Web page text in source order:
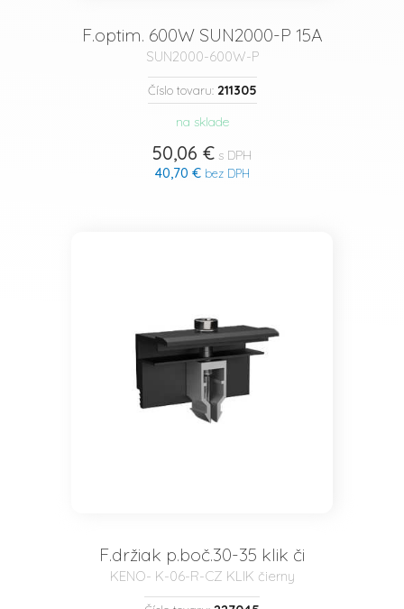
F.optim. 600W SUN2000-P 15A
SUN2000-600W-P
Číslo tovaru: 211305
na sklade
50,06 € s DPH
40,70 €bez DPH
F.držiak p.boč.30-35 klik či
KENO- K-06-R-CZ KLIK čierny